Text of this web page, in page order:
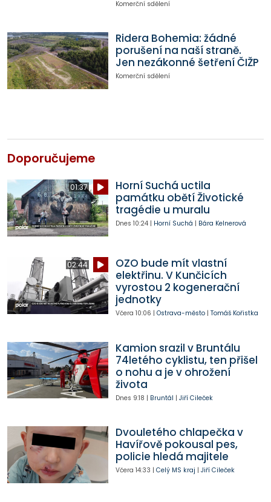
Komerční sdělení
Ridera Bohemia: žádné
porušení na naší straně.
Jen nezákonné šetření ČIŽP
Komerční sdělení
Doporučujeme
01:37
Horní Suchá uctila
památku obětí Životické
tragédie u muralu
Dnes 10:24| Horní Suchá | Bára Kelnerová
02:44
OZO bude mít vlastní
elektřinu. V Kunčicích
vyrostou 2 kogenerační
jednotky
Včera 10:06 | Ostrava-město| Tomáš Kořistka
Kamion srazil v Bruntálu
74letého cyklistu, ten přišel
o nohu a je v ohrožení
života
Dnes 9:18 | Bruntál | Jiří Cileček
Dvouletého chlapečka v
Havířově pokousal pes,
policie hledá majitele
Včera 14:33 | Celý MS kraj | Jiří Cileček